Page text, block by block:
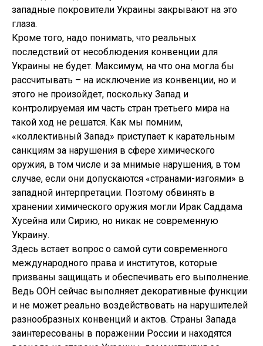
западные покровители Украины закрывают на это
глаза.
Кроме того, надо понимать, что реальных
последствий от несоблюдения конвенции для
Украины не будет. Максимум, на что она могла бы
рассчитывать – на исключение из конвенции, но и
этого не произойдет, поскольку Запад и
контролируемая им часть стран третьего мира на
такой ход не решатся. Как мы помним,
«коллективный Запад» приступает к карательным
санкциям за нарушения в сфере химического
оружия, в том числе и за мнимые нарушения, в том
случае, если они допускаются «странами-изгоями» в
западной интерпретации. Поэтому обвинять в
хранении химического оружия могли Ирак Саддама
Хусейна или Сирию, но никак не современную
Украину.
Здесь встает вопрос о самой сути современного
международного права и институтов, которые
призваны защищать и обеспечивать его выполнение.
Ведь ООН сейчас выполняет декоративные функции
и не может реально воздействовать на нарушителей
разнообразных конвенций и актов. Страны Запада
заинтересованы в поражении России и находятся